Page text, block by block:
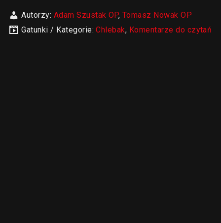
Autorzy: Adam Szustak OP, Tomasz Nowak OP
Gatunki / Kategorie:Chlebak, Komentarze do czytań